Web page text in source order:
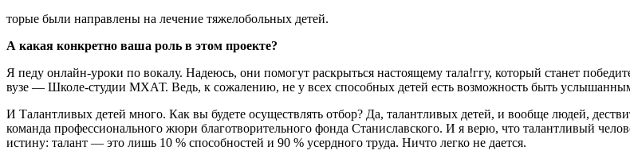
торые были направлены на ле­чение тяжелобольных детей.
А какая конкретно ваша роль в этом проекте?
Я педу онлайн-уроки по вокалу. На­деюсь, они помогут раскрыть­ся настоящему тала!ггу, кото­рый станет
вузе — Школе-сту­дии МХАТ. Ведь, к сожалению, не у всех способных детей есть возможность быть
И Талантливых детей много. Как вы будете осуществлять отбор? Да, талантливых детей, и вообще людей,
команда професси­онального жюри благотвори­тельного фонда Станиславско­го. И я верю, что талантливый
истину: талант — это лишь 10 % способ­ностей и 90 % усердного труда. Ничто легко не дается.